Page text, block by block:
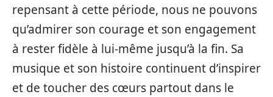
repensant à cette période, nous ne pouvons
qu’admirer son courage et son engagement
à rester fidèle à lui-même jusqu’à la fin. Sa
musique et son histoire continuent d’inspirer
et de toucher des cœurs partout dans le